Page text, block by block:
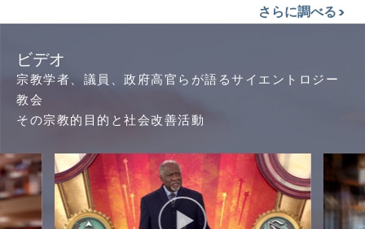
さらに調べる
ビデオ
宗教学者、議員、政府高官らが語るサイエントロジー
教会
その宗教的目的と社会改善活動